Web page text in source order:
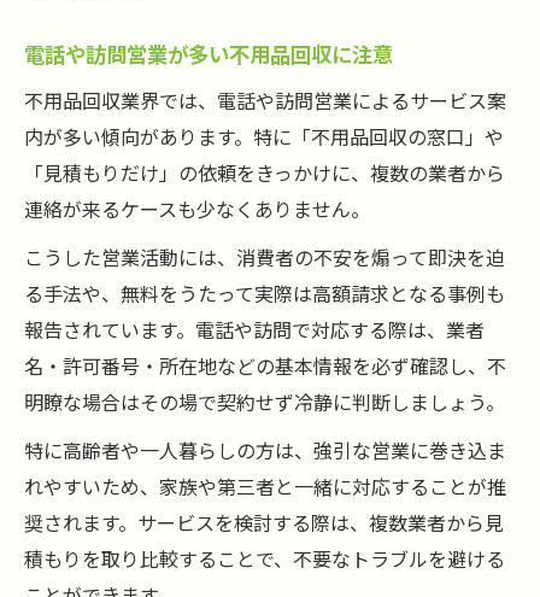
電話や訪問営業が多い不用品回収に注意
不用品回収業界では、電話や訪問営業によるサービス案
内が多い傾向があります。特に「不用品回収の窓口」や
「見積もりだけ」の依頼をきっかけに、複数の業者から
連絡が来るケースも少なくありません。
こうした営業活動には、消費者の不安を煽って即決を迫
る手法や、無料をうたって実際は高額請求となる事例も
報告されています。電話や訪問で対応する際は、業者
名・許可番号・所在地などの基本情報を必ず確認し、不
明瞭な場合はその場で契約せず冷静に判断しましょう。
特に高齢者や一人暮らしの方は、強引な営業に巻き込ま
れやすいため、家族や第三者と一緒に対応することが推
奨されます。サービスを検討する際は、複数業者から見
積もりを取り比較することで、不要なトラブルを避ける